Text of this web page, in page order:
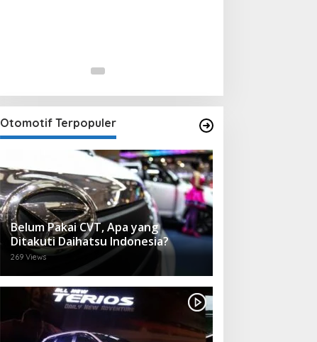
Otomotif Terpopuler
Belum Pakai CVT, Apa yang
Ditakuti Daihatsu Indonesia?
269 Views